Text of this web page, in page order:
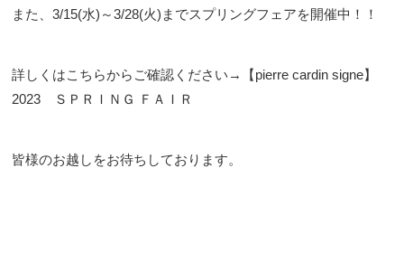
また、3/15(水)～3/28(火)までスプリングフェアを開催中！！
詳しくはこちらからご確認ください→
【pierre cardin signe】
2023 ＳＰＲＩＮＧ ＦＡＩＲ
皆様のお越しをお待ちしております。